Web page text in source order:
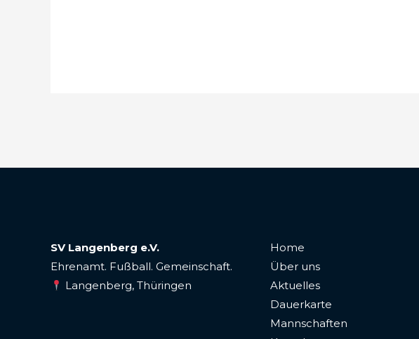
SV Langenberg e.V.
Ehrenamt. Fußball. Gemeinschaft.
Langenberg, Thüringen
Home
Über uns
Aktuelles
Dauerkarte
Mannschaften